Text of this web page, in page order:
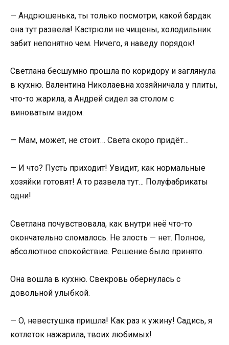
— Андрюшенька, ты только посмотри, какой бардак
она тут развела! Кастрюли не чищены, холодильник
забит непонятно чем. Ничего, я наведу порядок!
Светлана бесшумно прошла по коридору и заглянула
в кухню. Валентина Николаевна хозяйничала у плиты,
что-то жарила, а Андрей сидел за столом с
виноватым видом.
— Мам, может, не стоит… Света скоро придёт…
— И что? Пусть приходит! Увидит, как нормальные
хозяйки готовят! А то развела тут… Полуфабрикаты
одни!
Светлана почувствовала, как внутри неё что-то
окончательно сломалось. Не злость — нет. Полное,
абсолютное спокойствие. Решение было принято.
Она вошла в кухню. Свекровь обернулась с
довольной улыбкой.
— О, невестушка пришла! Как раз к ужину! Садись, я
котлеток нажарила, твоих любимых!